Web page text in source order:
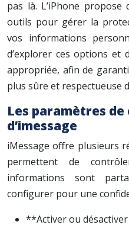
pas là. L’iPhone
outils pour gérer la
vos informations
d’explorer ces options et
appropriée, afin de
plus sûre et respectueuse
Les paramètres
d’imessage
iMessage offre plusieurs
permettent de
informations sont
configurer pour une
**Activer ou